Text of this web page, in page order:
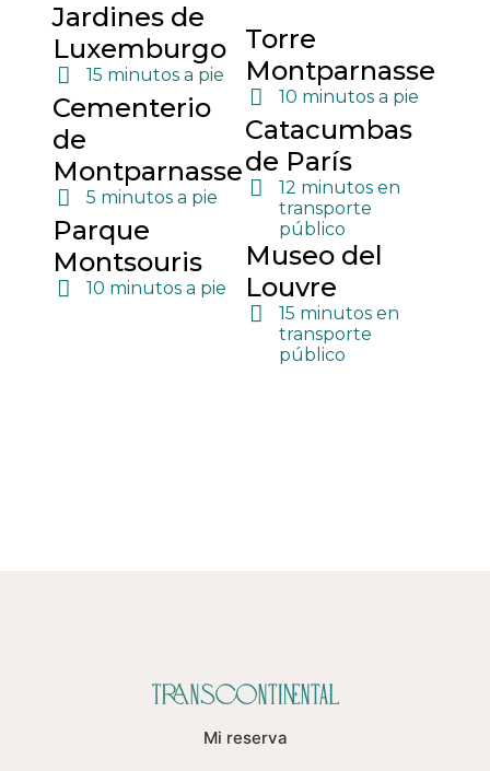
Jardines de
Luxemburgo
15 minutos a pie
Cementerio
de
Montparnasse
5 minutos a pie
Parque
Montsouris
10 minutos a pie
Torre
Montparnasse
10 minutos a pie
Catacumbas
de París
12 minutos en
transporte
público
Museo del
Louvre
15 minutos en
transporte
público
Mi reserva